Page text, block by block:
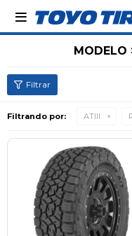

MODELO
Filtrando por: ATIII